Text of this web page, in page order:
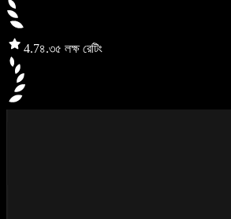
4.7৪.৩৫ লক্ষ রেটিং